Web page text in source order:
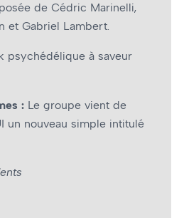
de Cédric Marinelli,
et Gabriel Lambert.
psychédélique à saveur
: Le groupe vient de
un nouveau simple intitulé